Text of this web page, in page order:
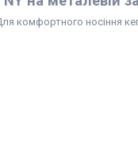
комфортного носіння